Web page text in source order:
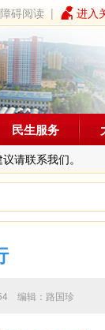
碍阅读 | 进入
请联系我们。
民生服务
编辑：路国珍